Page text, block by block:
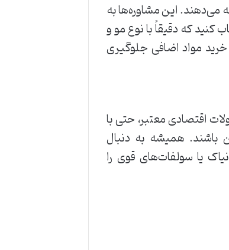
می‌دهند. این مشاوره‌ها به
که دقیقاً با نوع مو و
مواد اضافی جلوگیری
اقتصادی معتبر، حتی با
باشند. همیشه به دنبال
یا سولفات‌های قوی را